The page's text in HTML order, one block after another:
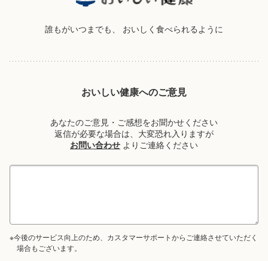
誰もがいつまでも、 おいしく食べられるように
おいしい健康へのご意見
あなたのご意見・ご感想をお聞かせください
返信が必要な場合は、大変恐れ入りますが
お問い合わせ よりご連絡ください
※今後のサービス向上のため、カスタマーサポートからご連絡させていただく
場合もございます。